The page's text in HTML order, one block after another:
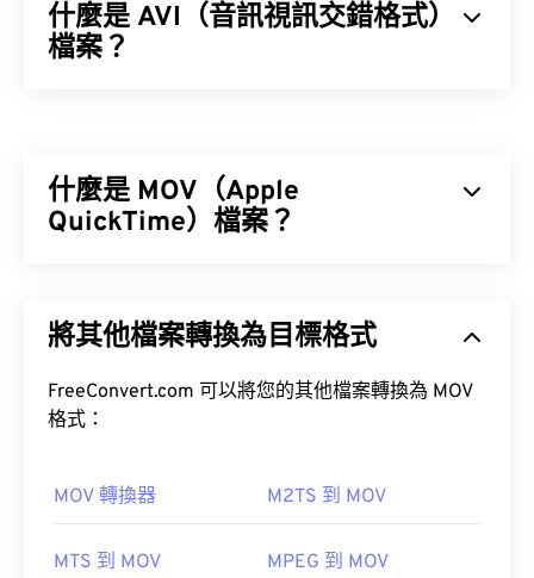
什麼是 AVI（音訊視訊交錯格式）
檔案？
單、串流媒體、附件和 3D 容器。
微軟提供了一個可下載的免費AVI 檢視器
AVI
開發者： 微軟
什麼是 MOV（Apple
QuickTime）檔案？
件。它以方便用戶將多媒體檔案保存到設備上而聞
將其他檔案轉換為目標格式
FreeConvert.com 可以將您的其他檔案轉換為 MOV
格式：
MOV 轉換器 M2TS 到 MOV
MTS 到 MOV MPEG 到 MOV